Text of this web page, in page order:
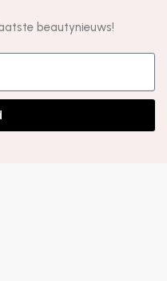
beautynieuws!